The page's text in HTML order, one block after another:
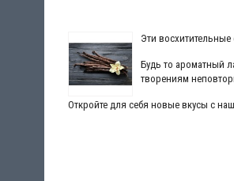
Эти
Будь то ароматный
творениям
Откройте для себя новые вкусы с